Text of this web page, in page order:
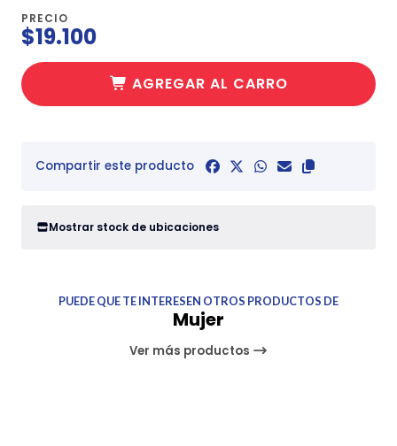
PRECIO
$19.100
AGREGAR AL CARRO
Compartir este producto
Mostrar stock de ubicaciones
PUEDE QUE TE INTERESEN OTROS PRODUCTOS DE
Mujer
Ver más productos